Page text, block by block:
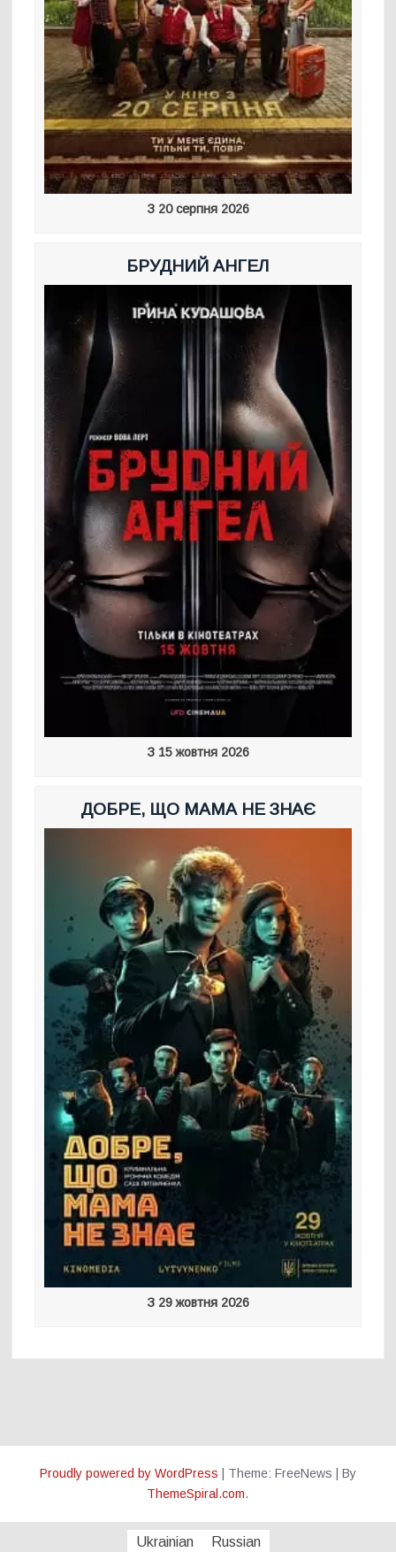
З 20 серпня 2026
БРУДНИЙ АНГЕЛ
З 15 жовтня 2026
ДОБРЕ, ЩО МАМА НЕ ЗНАЄ
З 29 жовтня 2026
Proudly powered by WordPress Theme: FreeNews
By
ThemeSpiral.com.
Ukrainian Russian